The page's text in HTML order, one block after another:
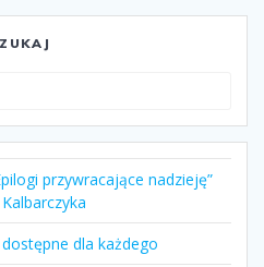
przywracające nadzieję”
dla każdego